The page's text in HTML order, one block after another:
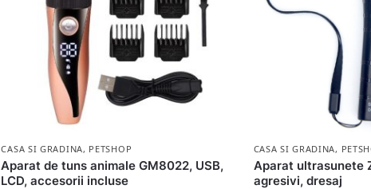
CASA SI GRADINA, PETSHOP
Aparat de tuns animale GM8022, USB,
LCD, accesorii incluse
CASA SI GRADINA,
Aparat ultrasunete
agresivi, dresaj